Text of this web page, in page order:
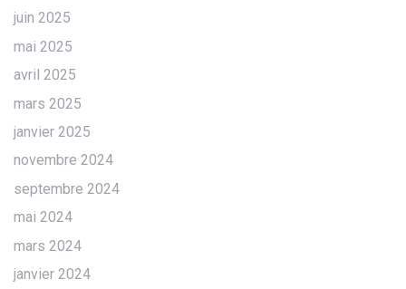
juin 2025
mai 2025
avril 2025
mars 2025
janvier 2025
novembre 2024
septembre 2024
mai 2024
mars 2024
janvier 2024